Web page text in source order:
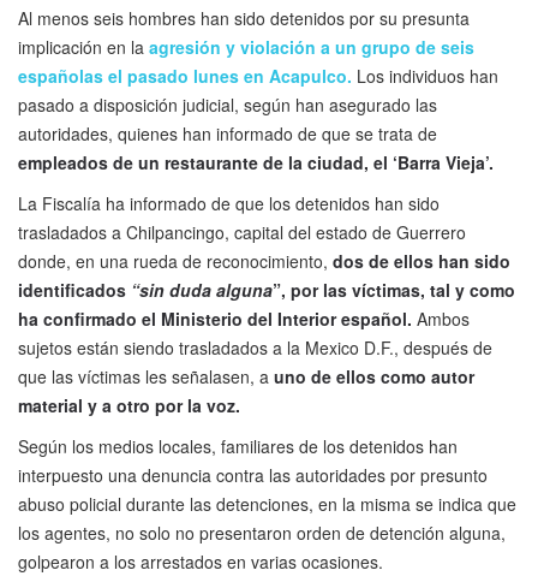
Al menos seis hombres han sido detenidos por su presunta
implicación en la agresión y violación a un grupo de seis
españolas el pasado lunes en Acapulco. Los individuos han
pasado a disposición judicial, según han asegurado las
autoridades, quienes han informado de que se trata de
empleados de un restaurante de la ciudad, el ‘Barra Vieja’.
La Fiscalía ha informado de que los detenidos han sido
trasladados a Chilpancingo, capital del estado de Guerrero
donde, en una rueda de reconocimiento, dos de ellos han sido
identificados “sin duda alguna”, por las víctimas, tal y como
ha confirmado el Ministerio del Interior español. Ambos
sujetos están siendo trasladados a la Mexico D.F., después de
que las víctimas les señalasen, a uno de ellos como autor
material y a otro por la voz.
Según los medios locales, familiares de los detenidos han
interpuesto una denuncia contra las autoridades por presunto
abuso policial durante las detenciones, en la misma se indica que
los agentes, no solo no presentaron orden de detención alguna,
golpearon a los arrestados en varias ocasiones.